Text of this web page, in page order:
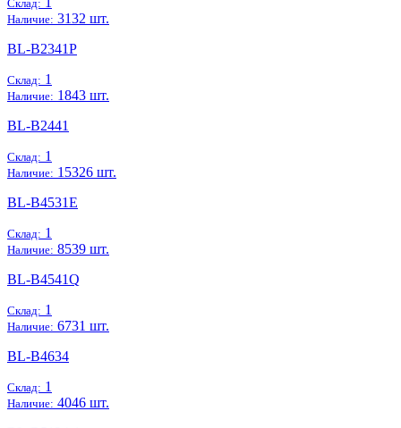
Склад:
Наличие: 3132 шт.
BL-B2341P
Склад: 1
Наличие: 1843 шт.
BL-B2441
Склад: 1
Наличие: 15326 шт.
BL-B4531E
Склад: 1
Наличие: 8539 шт.
BL-B4541Q
Склад: 1
Наличие: 6731 шт.
BL-B4634
Склад: 1
Наличие: 4046 шт.